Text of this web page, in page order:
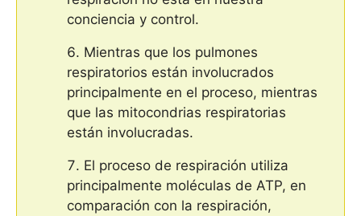
conciencia y control.
Mientras que los pulmones
respiratorios están involucrados
principalmente en el proceso, mientras
que las mitocondrias respiratorias
están involucradas.
El proceso de respiración utiliza
principalmente moléculas de ATP, en
comparación con la respiración,